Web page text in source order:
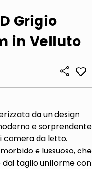
Grigio
in Velluto
da un design
e sorprendente
camera da letto.
e lussuoso, che
taglio uniforme con